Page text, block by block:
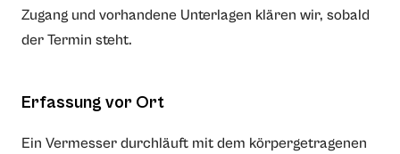
Zugang und vorhandene Unterlagen klären wir, sobald
der Termin steht.
Erfassung vor Ort
Ein Vermesser durchläuft mit dem körpergetragenen